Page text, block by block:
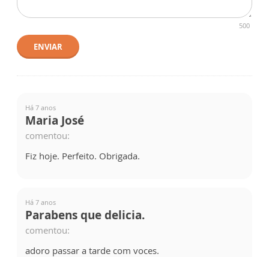
500
ENVIAR
Há 7 anos
Maria José
comentou:
Fiz hoje. Perfeito. Obrigada.
Há 7 anos
Parabens que delicia.
comentou:
adoro passar a tarde com voces.